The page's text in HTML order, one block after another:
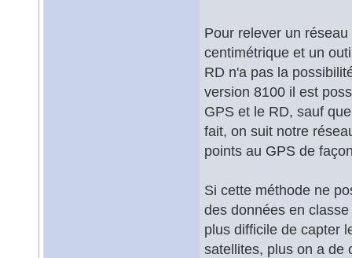
Pour relever un
centimétrique et un
RD n'a pas la
version 8100 il est
GPS et le RD, sauf
fait, on suit notre
points au GPS de
Si cette méthode ne
des données en
plus difficile de capter
satellites, plus on a de